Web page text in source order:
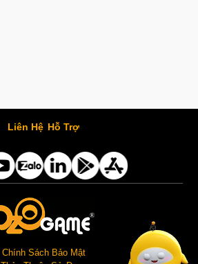
Liên Hệ Hỗ Trợ
Chính Sách Bảo Mật